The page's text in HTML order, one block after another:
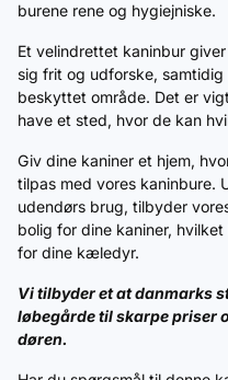
burene rene og hygiejniske.
Et velindrettet kaninbur
sig frit og udforske,
beskyttet område. Det er
have et sted, hvor de kan
Giv dine kaniner et hjem,
tilpas med vores kaninbure.
udendørs brug, tilbyder
bolig for dine kaniner,
for dine kæledyr.
Vi tilbyder et at danmarks
løbegårde til skarpe priser
døren.